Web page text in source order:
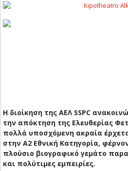
Η διοίκηση της ΑΕΛ SSPC
την απόκτηση της Ελευθερίας
πολλά υποσχόμενη ακραία
στην Α2 Εθνική Κατηγορία,
πλούσιο βιογραφικό γεμάτο
και πολύτιμες εμπειρίες.